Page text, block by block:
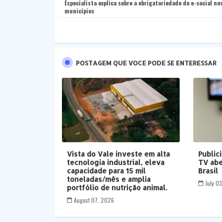
Especialista explica sobre a obrigatoriedade do e-social
municípios
POSTAGEM QUE VOCE PODE SE ENTERESSAR
Vista do Vale investe em alta
tecnologia industrial, eleva
capacidade para 15 mil
toneladas/mês e amplia
portfólio de nutrição animal.
August 07, 2026
TV
Brasil
July